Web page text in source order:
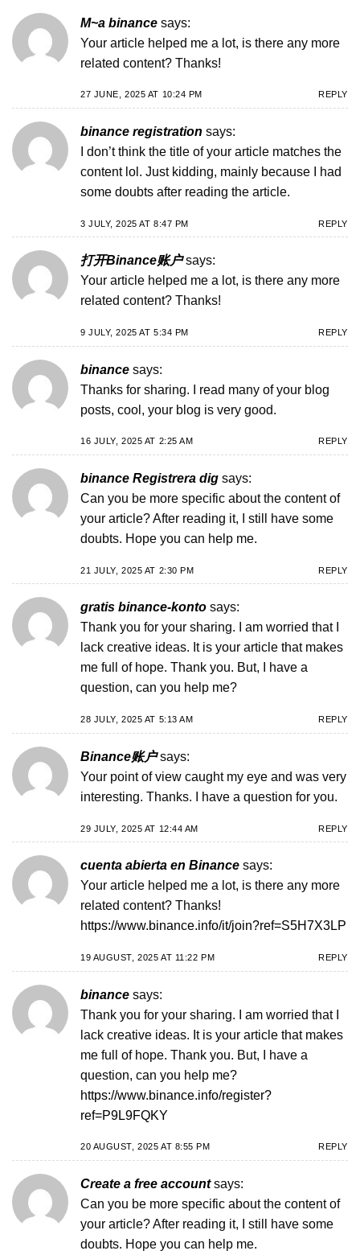
M~a binance says:
Your article helped me a lot, is there any more
related content? Thanks!
27 JUNE, 2025 AT 10:24 PM REPLY
binance registration says:
I don’t think the title of your article matches the
content lol. Just kidding, mainly because I had
some doubts after reading the article.
3 JULY, 2025 AT 8:47 PM REPLY
打开Binance账户 says:
Your article helped me a lot, is there any more
related content? Thanks!
9 JULY, 2025 AT 5:34 PM REPLY
binance says:
Thanks for sharing. I read many of your blog
posts, cool, your blog is very good.
16 JULY, 2025 AT 2:25 AM REPLY
binance Registrera dig says:
Can you be more specific about the content of
your article? After reading it, I still have some
doubts. Hope you can help me.
21 JULY, 2025 AT 2:30 PM REPLY
gratis binance-konto says:
Thank you for your sharing. I am worried that I
lack creative ideas. It is your article that makes
me full of hope. Thank you. But, I have a
question, can you help me?
28 JULY, 2025 AT 5:13 AM REPLY
Binance账户 says:
Your point of view caught my eye and was very
interesting. Thanks. I have a question for you.
29 JULY, 2025 AT 12:44 AM REPLY
cuenta abierta en Binance says:
Your article helped me a lot, is there any more
related content? Thanks!
https://www.binance.info/it/join?ref=S5H7X3LP
19 AUGUST, 2025 AT 11:22 PM REPLY
binance says:
Thank you for your sharing. I am worried that I
lack creative ideas. It is your article that makes
me full of hope. Thank you. But, I have a
question, can you help me?
https://www.binance.info/register?
ref=P9L9FQKY
20 AUGUST, 2025 AT 8:55 PM REPLY
Create a free account says:
Can you be more specific about the content of
your article? After reading it, I still have some
doubts. Hope you can help me.